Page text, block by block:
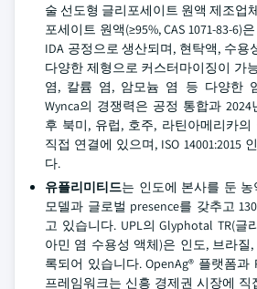
술 선도형 글리포세이트 원액 제조업
포세이트 원액(≥95%, CAS 1071-83-6)
IDA 공정으로 생산되며, 현탁액, 수용
다양한 제형으로 커스터마이징이 가
염, 칼륨 염, 암모늄 염 등 다양한
Wynca의 경쟁력은 공정 통합과
후 북미, 유럽, 호주, 라틴아메리카
직접 연결에 있으며, ISO 14001:2015
다.
유플리미티드는 인도에 본사를 둔
모델과 글로벌 presence를 갖추고
고 있습니다. UPL의 Glyphotal TR(글
아민 염 수용성 액체)은 인도, 브라질
록되어 있습니다. OpenAg® 플랫폼과
프레임워크는 신흥 경제권 시장에 직